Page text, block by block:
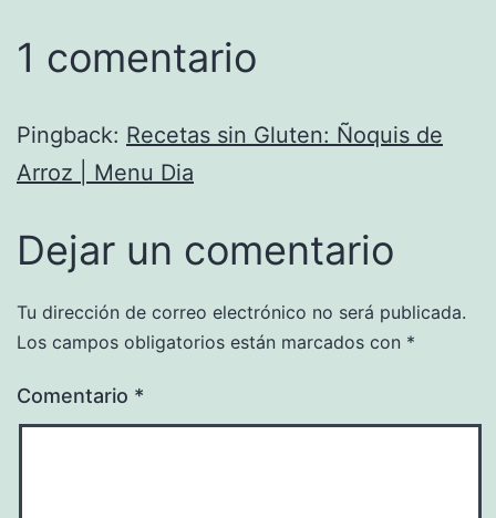
1 comentario
Pingback: Recetas sin Gluten: Ñoquis de
Arroz | Menu Dia
Dejar un comentario
Tu dirección de correo electrónico no será publicada.
Los campos obligatorios están marcados con *
Comentario *